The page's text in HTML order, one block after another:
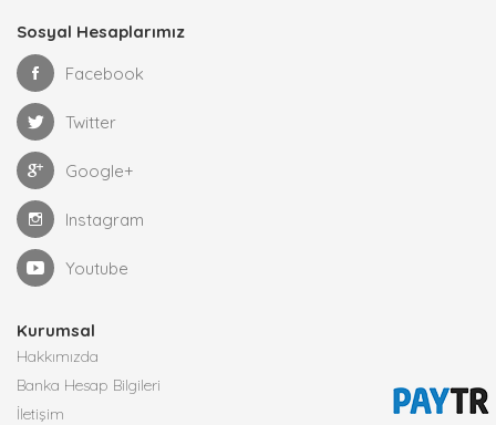
Sosyal Hesaplarımız
Facebook
Twitter
Google+
Instagram
Youtube
Kurumsal
Hakkımızda
Banka Hesap Bilgileri
İletişim